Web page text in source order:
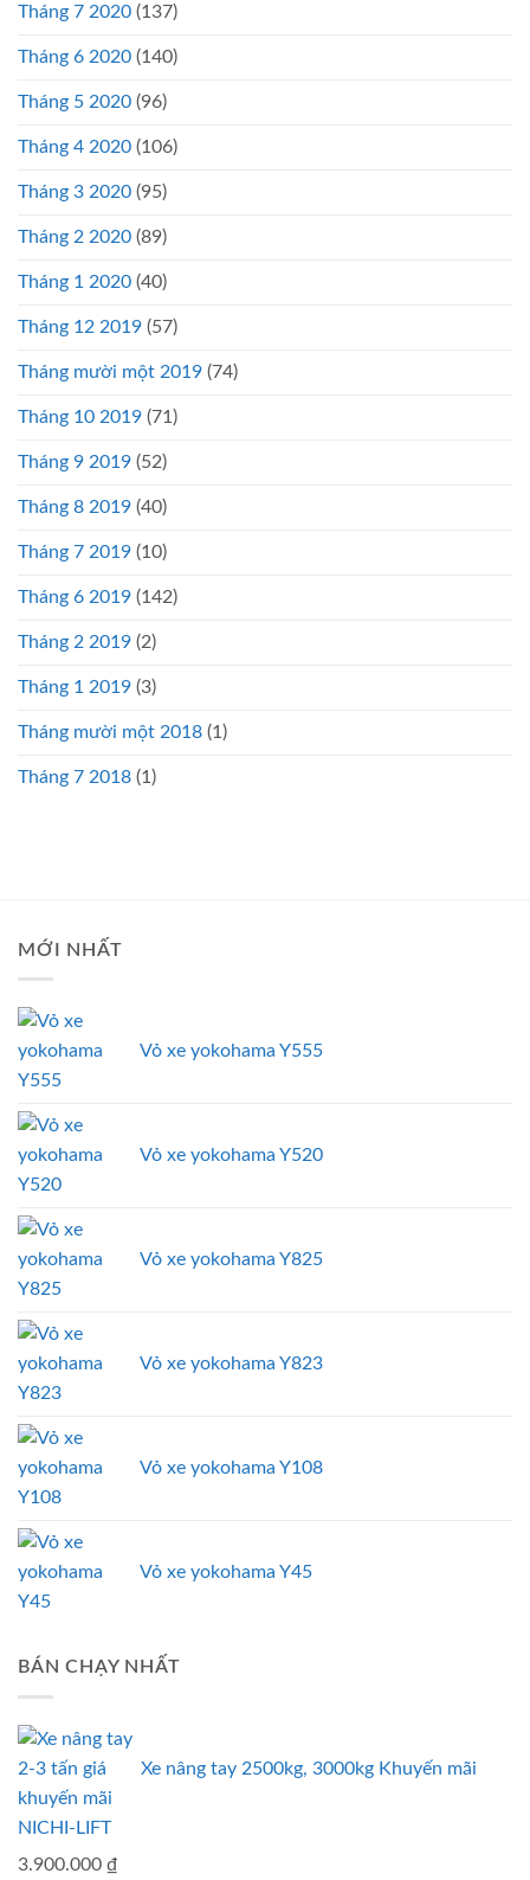
Tháng 7 2020 (137)
Tháng 6 2020 (140)
Tháng 5 2020 (96)
Tháng 4 2020 (106)
Tháng 3 2020 (95)
Tháng 2 2020 (89)
Tháng 1 2020 (40)
Tháng 12 2019 (57)
Tháng mười một 2019 (74)
Tháng 10 2019 (71)
Tháng 9 2019 (52)
Tháng 8 2019 (40)
Tháng 7 2019 (10)
Tháng 6 2019 (142)
Tháng 2 2019 (2)
Tháng 1 2019 (3)
Tháng mười một 2018 (1)
Tháng 7 2018 (1)
MỚI NHẤT
Vỏ xe yokohama Y555
Vỏ xe yokohama Y520
Vỏ xe yokohama Y825
Vỏ xe yokohama Y823
Vỏ xe yokohama Y108
Vỏ xe yokohama Y45
BÁN CHẠY NHẤT
Xe nâng tay 2500kg, 3000kg Khuyến mãi
NICHI-LIFT
3.900.000 ₫